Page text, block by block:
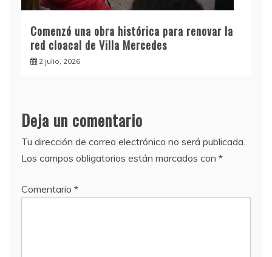
Comenzó una obra histórica para renovar la
red cloacal de Villa Mercedes
2 julio, 2026
Deja un comentario
Tu dirección de correo electrónico no será publicada.
Los campos obligatorios están marcados con *
Comentario *